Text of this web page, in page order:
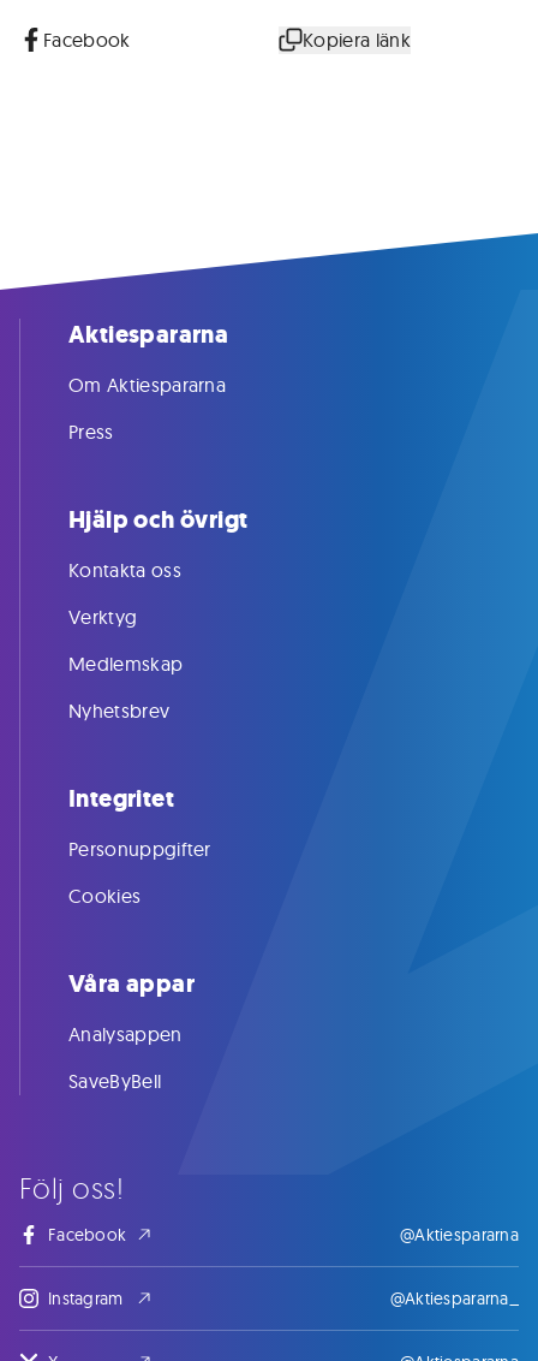
Facebook Kopiera länk
Följ oss!
Facebook @Aktiespararna
Instagram @Aktiespararna_
Aktiespararna
Om Aktiespararna
Press
Hjälp och övrigt
Kontakta oss
Verktyg
Medlemskap
Nyhetsbrev
Integritet
Personuppgifter
Cookies
Våra appar
Analysappen
SaveByBell